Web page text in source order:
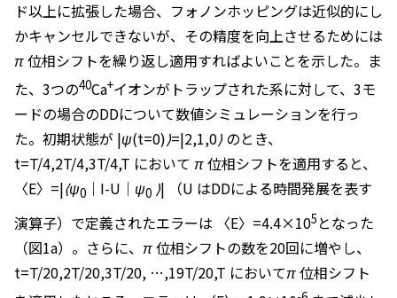
ド以上に拡張した場合、フォノンホッピングは近似的にし
かキャンセルできないが、その精度を向上させるためには
π位相シフトを繰り返し適用すればよいことを示した。ま
た、3つの40Ca+イオンがトラップされた系に対して、3モ
ードの場合のDDについて数値シミュレーションを行っ
た。初期状態が |ψ(t=0)⟩=|2,1,0⟩ のとき、
t=T/4,2T/4,3T/4,T において π位相シフトを適用すると、
〈E〉=|⟨ψ0 │I-U│ψ0 ⟩| （U はDDによる時間発展を表す
演算子）で定義されたエラーは 〈E〉=4.4×105 となった
（図1a）。さらに、 π位相シフトの数を20回に増やし、
t=T/20,2T/20,3T/20, …,19T/20,T においてπ位相シフト